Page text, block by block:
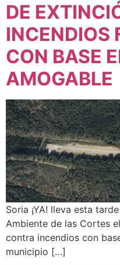
DE
INCENDIOS
CON BASE
AMOGABLE
Soria ¡YA! lleva esta
Ambiente de las Cortes
contra incendios con
municipio […]